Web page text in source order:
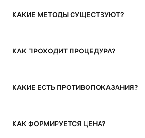
КАКИЕ МЕТОДЫ СУЩЕСТВУЮТ?
КАК ПРОХОДИТ ПРОЦЕДУРА?
КАКИЕ ЕСТЬ ПРОТИВОПОКАЗАНИЯ?
КАК ФОРМИРУЕТСЯ ЦЕНА?